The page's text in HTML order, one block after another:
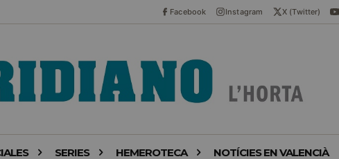
Facebook Instagram X (Twitter)
SERIES HEMEROTECA NOTÍCIES EN VALENCIÀ